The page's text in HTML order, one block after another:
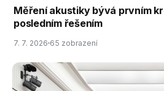
Měření akustiky bývá prvním
posledním řešením
7. 7. 2026 65 zobrazení